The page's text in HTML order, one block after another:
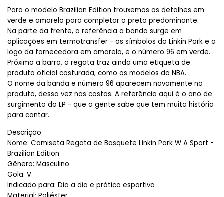
Para o modelo Brazilian Edition trouxemos os detalhes em
verde e amarelo para completar o preto predominante.
Na parte da frente, a referência a banda surge em
aplicações em termotransfer - os símbolos do Linkin Park e a
logo da fornecedora em amarelo, e o número 96 em verde.
Próximo a barra, a regata traz ainda uma etiqueta de
produto oficial costurada, como os modelos da NBA.
O nome da banda e número 96 aparecem novamente no
produto, dessa vez nas costas. A referência aqui é o ano de
surgimento do LP - que a gente sabe que tem muita história
para contar.
Descrição
Nome: Camiseta Regata de Basquete Linkin Park W A Sport -
Brazilian Edition
Gênero: Masculino
Gola: V
Indicado para: Dia a dia e prática esportiva